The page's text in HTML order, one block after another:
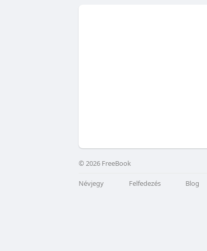
© 2026 FreeBook
Névjegy Felfedezés Blog